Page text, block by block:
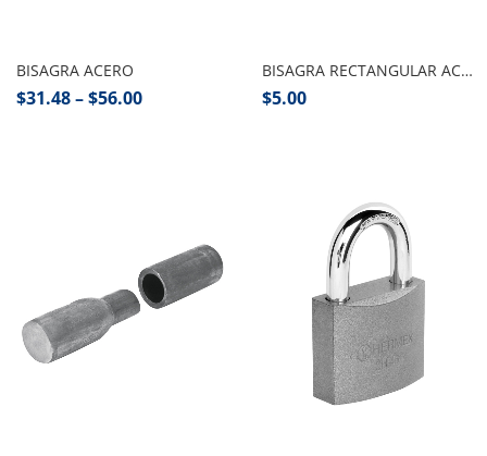
BISAGRA ACERO
$31.48–$56.00
BISAGRA RECTANGULAR ACERO 1 1/2″ PZA
$5.00